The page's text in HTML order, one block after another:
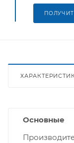
Основные